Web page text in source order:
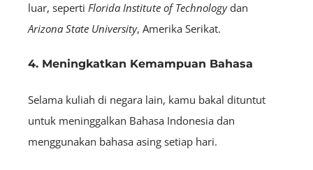
luar, seperti Florida Institute of Technologydan
Arizona State University, Amerika Serikat.
4. Meningkatkan Kemampuan Bahasa
Selama kuliah di negara lain, kamu bakal dituntut
untuk meninggalkan Bahasa Indonesia dan
menggunakan bahasa asing setiap hari.